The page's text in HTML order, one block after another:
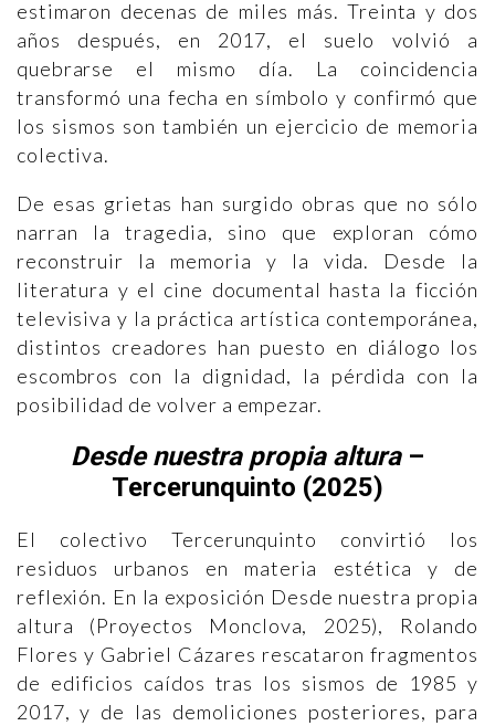
estimaron decenas de miles más. Treinta y dos
años después, en 2017, el suelo volvió a
quebrarse el mismo día. La coincidencia
transformó una fecha en símbolo y confirmó que
los sismos son también un ejercicio de memoria
colectiva.
De esas grietas han surgido obras que no sólo
narran la tragedia, sino que exploran cómo
reconstruir la memoria y la vida. Desde la
literatura y el cine documental hasta la ficción
televisiva y la práctica artística contemporánea,
distintos creadores han puesto en diálogo los
escombros con la dignidad, la pérdida con la
posibilidad de volver a empezar.
Desde nuestra propia altura –
Tercerunquinto (2025)
El colectivo Tercerunquinto convirtió los
residuos urbanos en materia estética y de
reflexión. En la exposición Desde nuestra propia
altura (Proyectos Monclova, 2025), Rolando
Flores y Gabriel Cázares rescataron fragmentos
de edificios caídos tras los sismos de 1985 y
2017, y de las demoliciones posteriores, para